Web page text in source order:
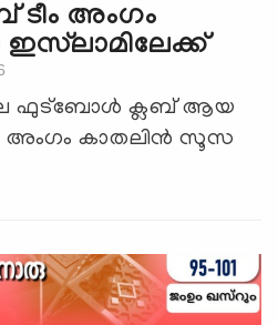
അംഗം
ഫുട്ബോള്‍ ക്ലബ് ആയ
അംഗം കാതലിന്‍ സൂസ